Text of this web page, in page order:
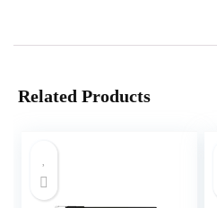
Related Products